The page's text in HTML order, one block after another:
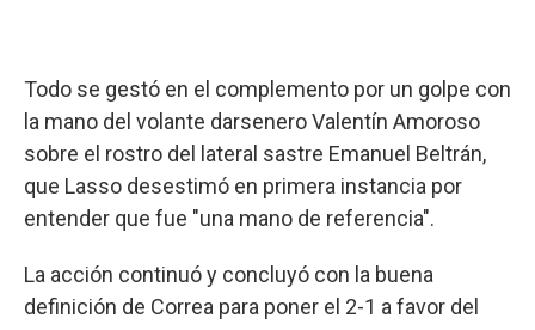
Todo se gestó en el complemento por un golpe con
la mano del volante darsenero Valentín Amoroso
sobre el rostro del lateral sastre Emanuel Beltrán,
que Lasso desestimó en primera instancia por
entender que fue "una mano de referencia".
La acción continuó y concluyó con la buena
definición de Correa para poner el 2-1 a favor del